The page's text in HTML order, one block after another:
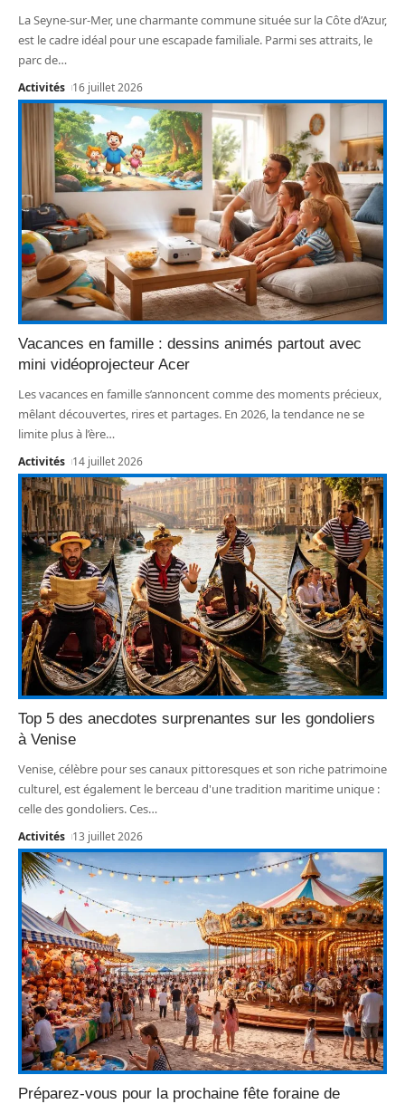
La Seyne-sur-Mer, une charmante commune située sur la Côte d’Azur,
est le cadre idéal pour une escapade familiale. Parmi ses attraits, le
parc de…
Activités 16 juillet 2026
Vacances en famille : dessins animés partout avec
mini vidéoprojecteur Acer
Les vacances en famille s’annoncent comme des moments précieux,
mêlant découvertes, rires et partages. En 2026, la tendance ne se
limite plus à l’ère…
Activités 14 juillet 2026
Top 5 des anecdotes surprenantes sur les gondoliers
à Venise
Venise, célèbre pour ses canaux pittoresques et son riche patrimoine
culturel, est également le berceau d'une tradition maritime unique :
celle des gondoliers. Ces…
Activités 13 juillet 2026
Préparez-vous pour la prochaine fête foraine de